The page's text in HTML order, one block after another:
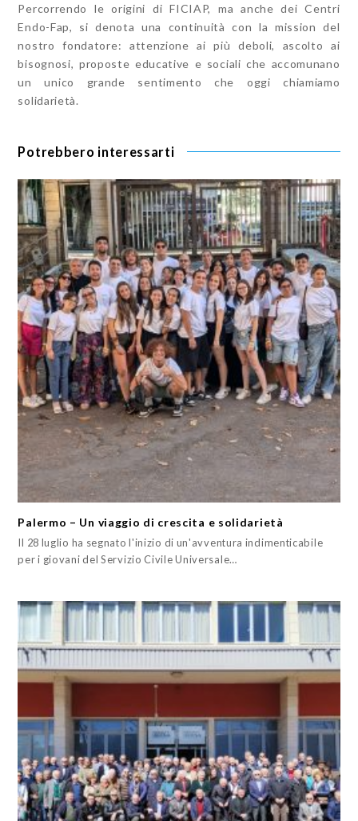
Percorrendo le origini di FICIAP, ma anche dei Centri
Endo-Fap, si denota una continuità con la mission del
nostro fondatore: attenzione ai più deboli, ascolto ai
bisognosi, proposte educative e sociali che accomunano
un unico grande sentimento che oggi chiamiamo
solidarietà.
Potrebbero interessarti
Palermo – Un viaggio di crescita e solidarietà
Il 28 luglio ha segnato l'inizio di un'avventura indimenticabile
per i giovani del Servizio Civile Universale…